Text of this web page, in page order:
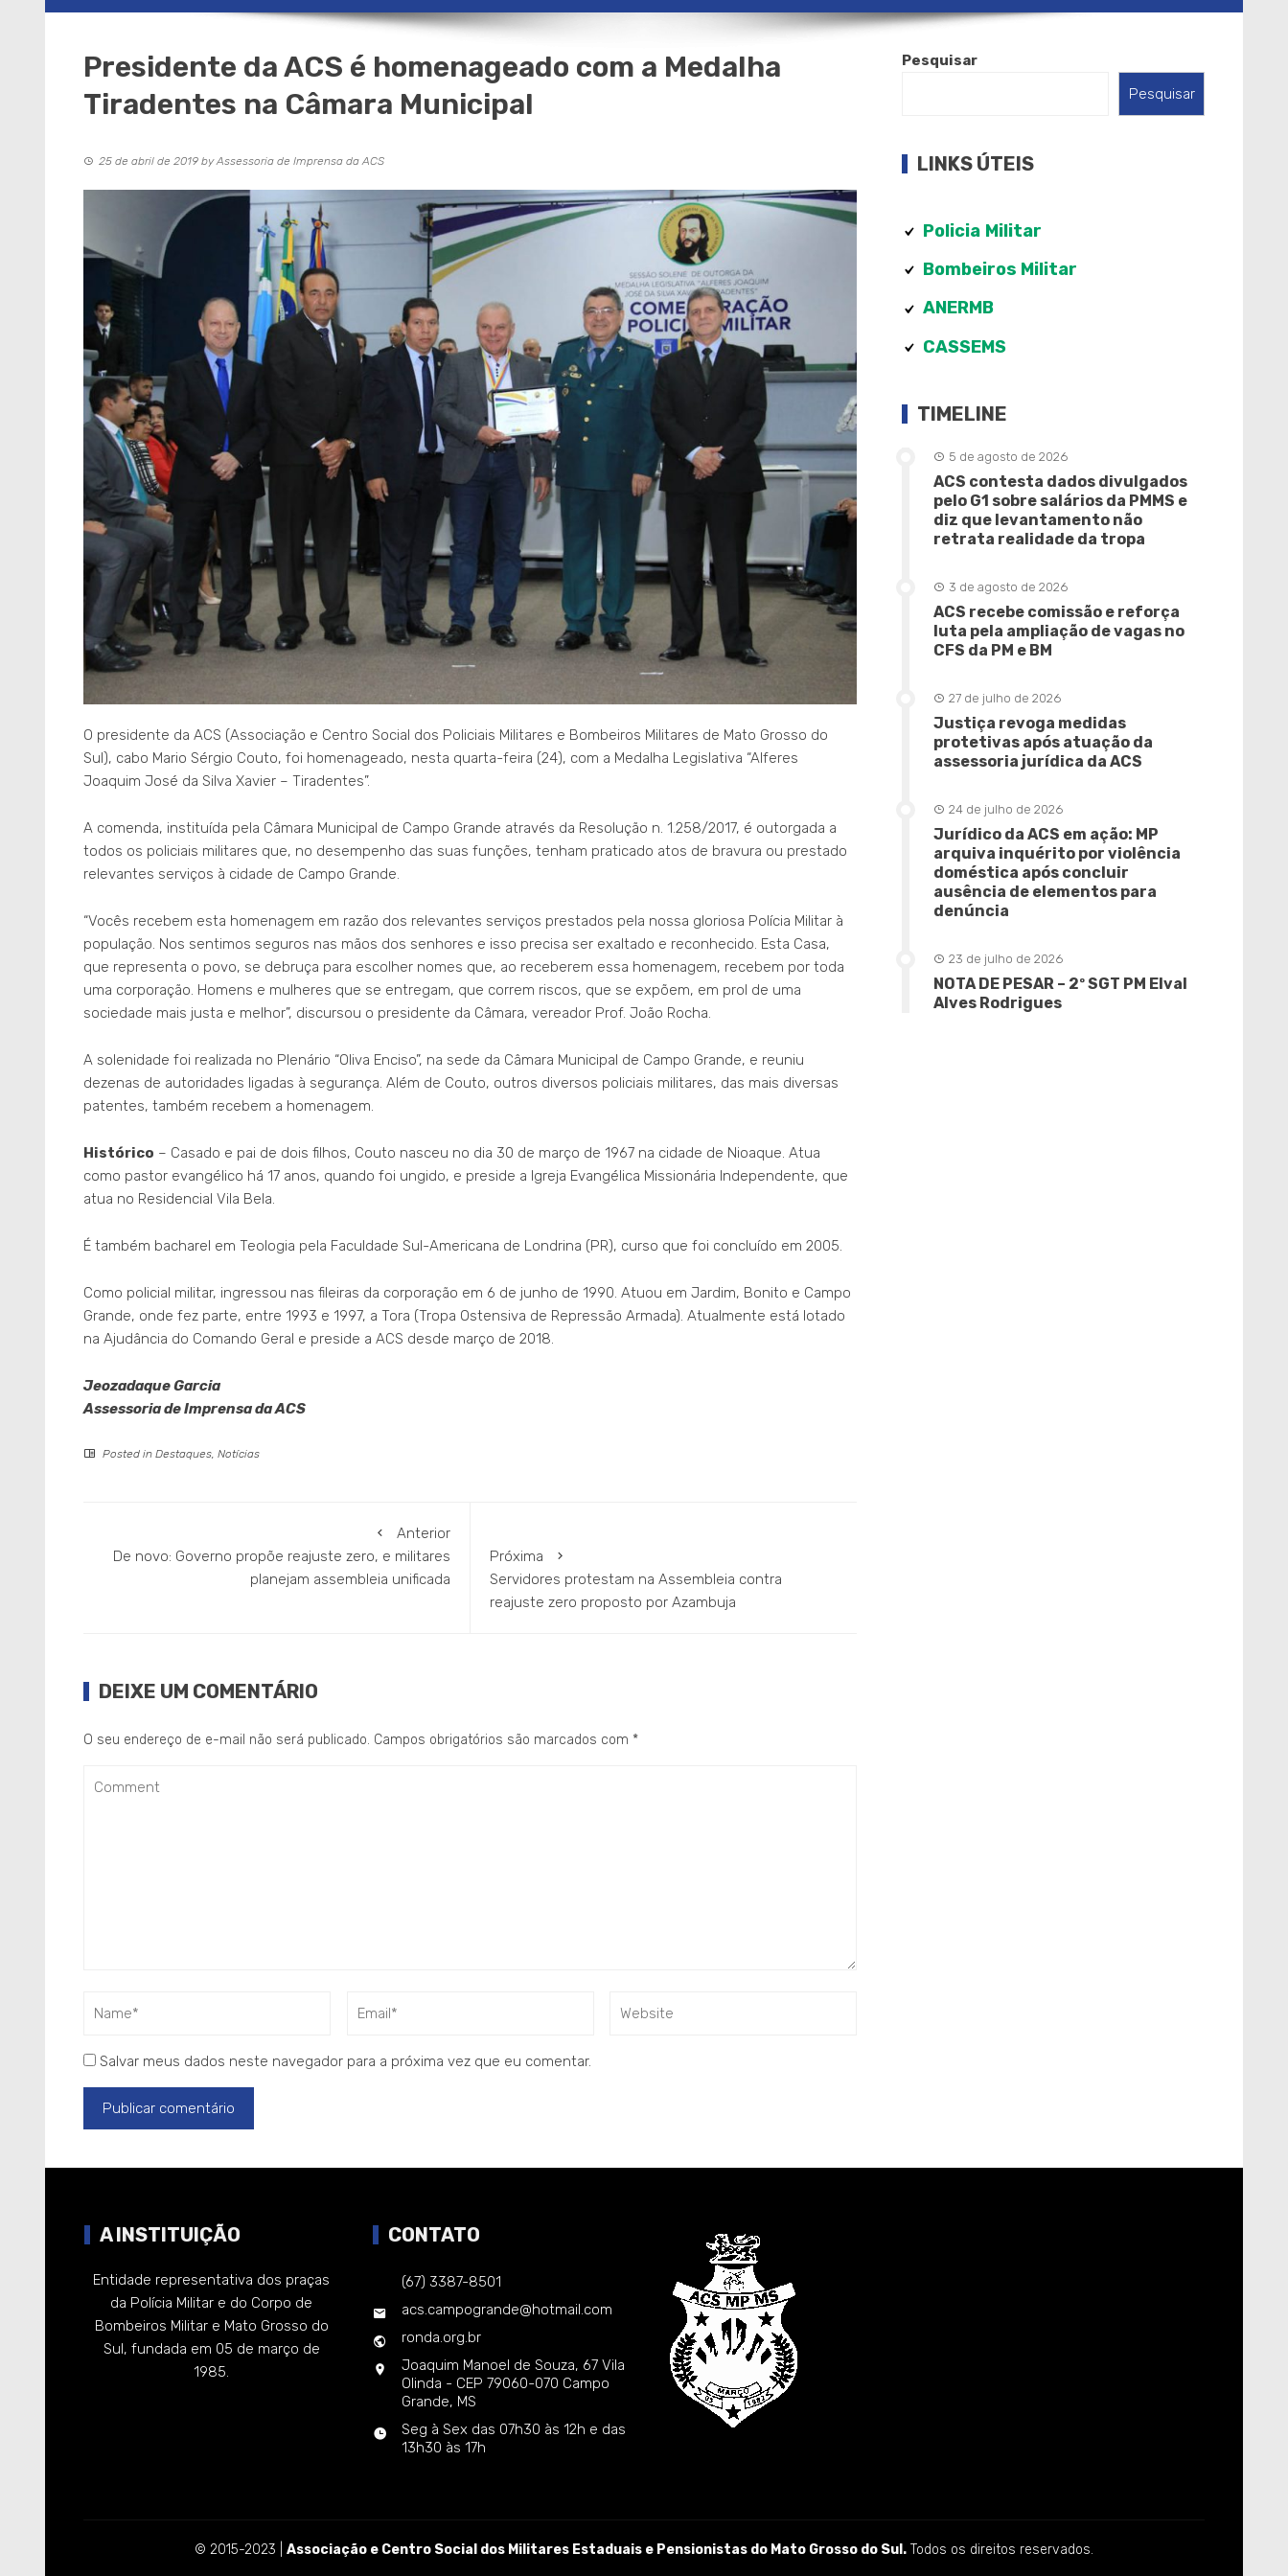
Presidente da ACS é homenageado com a Medalha
Tiradentes na Câmara Municipal
25 de abril de 2019 byAssessoria de Imprensa da ACS
O presidente da ACS (Associação e Centro Social dos Policiais Militares e Bombeiros Militares de Mato Grosso do
Sul), cabo Mario Sérgio Couto, foi homenageado, nesta quarta-feira (24), com a Medalha Legislativa “Alferes
Joaquim José da Silva Xavier – Tiradentes”.
A comenda, instituída pela Câmara Municipal de Campo Grande através da Resolução n. 1.258/2017, é outorgada a
todos os policiais militares que, no desempenho das suas funções, tenham praticado atos de bravura ou prestado
relevantes serviços à cidade de Campo Grande.
“Vocês recebem esta homenagem em razão dos relevantes serviços prestados pela nossa gloriosa Polícia Militar à
população. Nos sentimos seguros nas mãos dos senhores e isso precisa ser exaltado e reconhecido. Esta Casa,
que representa o povo, se debruça para escolher nomes que, ao receberem essa homenagem, recebem por toda
uma corporação. Homens e mulheres que se entregam, que correm riscos, que se expõem, em prol de uma
sociedade mais justa e melhor”, discursou o presidente da Câmara, vereador Prof. João Rocha.
A solenidade foi realizada no Plenário “Oliva Enciso”, na sede da Câmara Municipal de Campo Grande, e reuniu
dezenas de autoridades ligadas à segurança. Além de Couto, outros diversos policiais militares, das mais diversas
patentes, também recebem a homenagem.
Histórico – Casado e pai de dois filhos, Couto nasceu no dia 30 de março de 1967 na cidade de Nioaque. Atua
como pastor evangélico há 17 anos, quando foi ungido, e preside a Igreja Evangélica Missionária Independente, que
atua no Residencial Vila Bela.
É também bacharel em Teologia pela Faculdade Sul-Americana de Londrina (PR), curso que foi concluído em 2005.
Como policial militar, ingressou nas fileiras da corporação em 6 de junho de 1990. Atuou em Jardim, Bonito e Campo
Grande, onde fez parte, entre 1993 e 1997, a Tora (Tropa Ostensiva de Repressão Armada). Atualmente está lotado
na Ajudância do Comando Geral e preside a ACS desde março de 2018.
Jeozadaque Garcia
Assessoria de Imprensa da ACS
Posted in Destaques, Notícias
Anterior
De novo: Governo propõe reajuste zero, e militares
planejam assembleia unificada
Próxima
Servidores protestam na Assembleia contra
reajuste zero proposto por Azambuja
DEIXE UM COMENTÁRIO
O seu endereço de e-mail não será publicado. Campos obrigatórios são marcados com *
Salvar meus dados neste navegador para a próxima vez que eu comentar.
Pesquisar
Pesquisar
LINKS ÚTEIS
Policia Militar
Bombeiros Militar
ANERMB
CASSEMS
TIMELINE
5 de agosto de 2026
ACS contesta dados divulgados
pelo G1 sobre salários da PMMS e
diz que levantamento não
retrata realidade da tropa
3 de agosto de 2026
ACS recebe comissão e reforça
luta pela ampliação de vagas no
CFS da PM e BM
27 de julho de 2026
Justiça revoga medidas
protetivas após atuação da
assessoria jurídica da ACS
24 de julho de 2026
Jurídico da ACS em ação: MP
arquiva inquérito por violência
doméstica após concluir
ausência de elementos para
denúncia
23 de julho de 2026
NOTA DE PESAR – 2º SGT PM Elval
Alves Rodrigues
A INSTITUIÇÃO
Entidade representativa dos praças
da Polícia Militar e do Corpo de
Bombeiros Militar e Mato Grosso do
Sul, fundada em 05 de março de
1985.
CONTATO
(67) 3387-8501
acs.campogrande@hotmail.com
ronda.org.br
Joaquim Manoel de Souza, 67 Vila
Olinda - CEP 79060-070 Campo
Grande, MS
Seg à Sex das 07h30 às 12h e das
13h30 às 17h
© 2015-2023 | Associação e Centro Social dos Militares Estaduais e Pensionistas do Mato Grosso do Sul. Todos os direitos reservados.